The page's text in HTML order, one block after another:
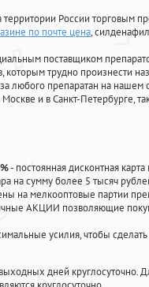
России торговым
по почте цена,
поставщиком
трудно произнести
любого препаратан на нашем
и в Санкт-Петербурге,
- постоянная дисконтная
на сумму более 5 тысяч
мелкооптовые партии
АКЦИИ позволяющие
усилия, чтобы
дней круглосуточно.